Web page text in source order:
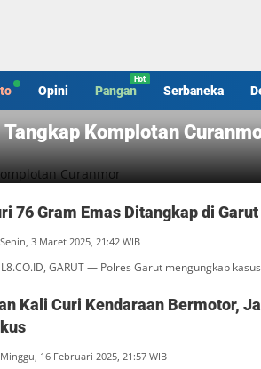
Opini Pangan Serbaneka
Komplotan
76 Gram Emas Ditangkap di Garut
Senin, 3 Maret 2025, 21:42 WIB
GARUT — Polres Garut mengungkap
Kali Curi Kendaraan Bermotor,
Minggu, 16 Februari 2025, 21:57 WIB